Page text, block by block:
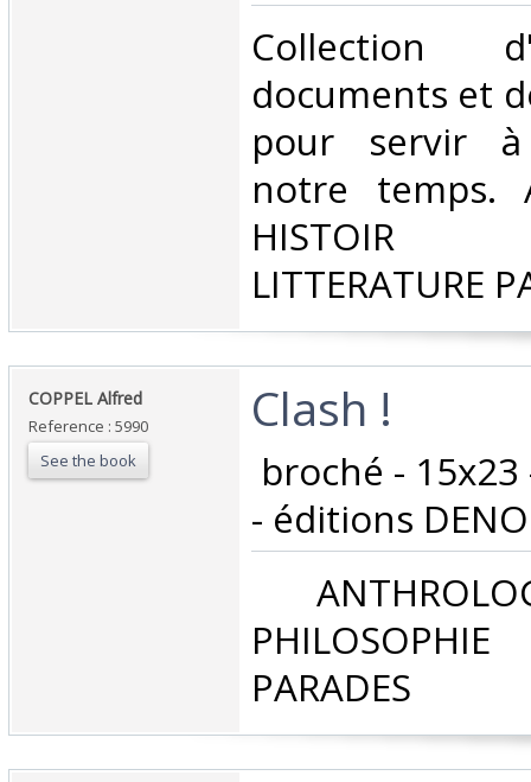
‎Collection
documents et
pour servir
notre temps.
HISTOIR
LITTERATURE
‎COPPEL Alfred‎
Reference : 5990
See the book
‎Clash !‎
broché -
- éditions
PHILOSOPHIE
PARADES‎